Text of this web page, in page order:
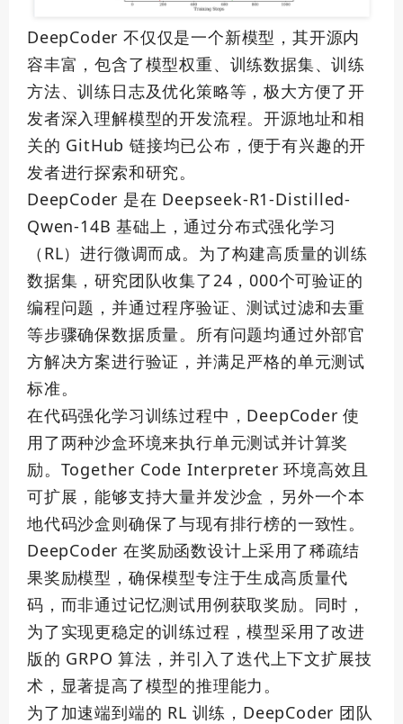
DeepCoder 不仅仅是一个新模型，其开源内
容丰富，包含了模型权重、训练数据集、训练
方法、训练日志及优化策略等，极大方便了开
发者深入理解模型的开发流程。开源地址和相
关的 GitHub 链接均已公布，便于有兴趣的开
发者进行探索和研究。
DeepCoder 是在 Deepseek-R1-Distilled-
Qwen-14B 基础上，通过分布式强化学习
（RL）进行微调而成。为了构建高质量的训练
数据集，研究团队收集了24，000个可验证的
编程问题，并通过程序验证、测试过滤和去重
等步骤确保数据质量。所有问题均通过外部官
方解决方案进行验证，并满足严格的单元测试
标准。
在代码强化学习训练过程中，DeepCoder 使
用了两种沙盒环境来执行单元测试并计算奖
励。Together Code Interpreter 环境高效且
可扩展，能够支持大量并发沙盒，另外一个本
地代码沙盒则确保了与现有排行榜的一致性。
DeepCoder 在奖励函数设计上采用了稀疏结
果奖励模型，确保模型专注于生成高质量代
码，而非通过记忆测试用例获取奖励。同时，
为了实现更稳定的训练过程，模型采用了改进
版的 GRPO 算法，并引入了迭代上下文扩展技
术，显著提高了模型的推理能力。
为了加速端到端的 RL 训练，DeepCoder 团队